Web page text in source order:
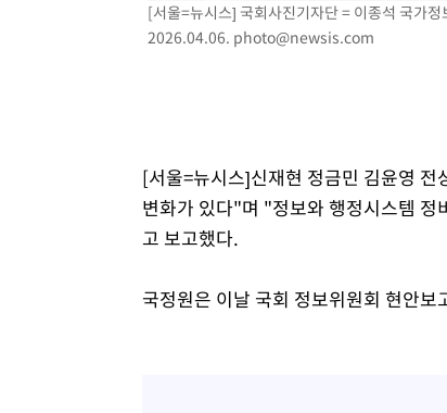
[서울=뉴시스] 국회사진기자단 = 이종석 국가
2026.04.06. photo@newsis.com
[서울=뉴시스]신재현 정금민 김윤영
변화가 있다"며 "정보와 행정시스템 정
고 보고했다.
국정원은 이날 국회 정보위원회 현안보